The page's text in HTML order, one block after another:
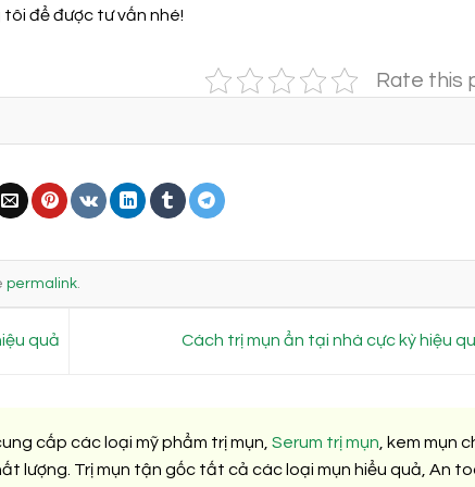
tôi để được tư vấn nhé!
Rate this
permalink
quả Cách trị mụn ẩn tại nhà cực kỳ hiệu
cấp các loại mỹ phẩm trị mụn, Serum trị mụn , kem mụn
lượng. Trị mụn tận gốc tất cả các loại mụn hiểu quả, An